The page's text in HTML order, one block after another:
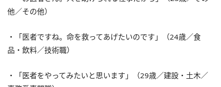
他／その他）
・「医者ですね。命を救ってあげたいのです」（24歳／食
品・飲料／技術職）
・「医者をやってみたいと思います」（29歳／建設・土木／